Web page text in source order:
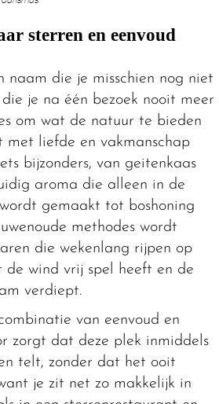
sterren en eenvoud
naam die je misschien nog niet
je na één bezoek nooit meer
om wat de natuur te bieden
met liefde en vakmanschap
bijzonders, van geitenkaas
aroma die alleen in de
gemaakt tot boshoning
methodes wordt
die wekenlang rijpen op
de wind vrij spel heeft en de
verdiept.
van eenvoud en
zorgt dat deze plek inmiddels
telt, zonder dat het ooit
je zit net zo makkelijk in